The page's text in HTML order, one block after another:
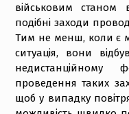
військовим станом
подібні заходи
Тим не менш, коли є
ситуація, вони
проведення таких
щоб у випадку